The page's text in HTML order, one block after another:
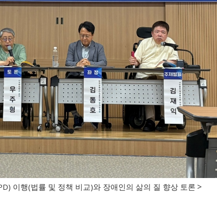
이행(법률 및 정책 비교)와 장애인의 삶의 질 향상 토론 >